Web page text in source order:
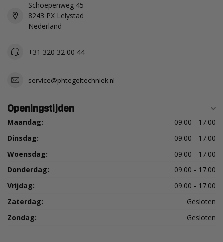
Schoepenweg 45
8243 PX Lelystad
Nederland
+31 320 32 00 44
service@phtegeltechniek.nl
Openingstijden
Maandag:
09.00 - 17.00
Dinsdag:
09.00 - 17.00
Woensdag:
09.00 - 17.00
Donderdag:
09.00 - 17.00
Vrijdag:
09.00 - 17.00
Zaterdag:
Gesloten
Zondag:
Gesloten